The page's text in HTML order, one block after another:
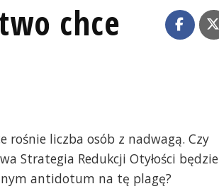
chce
rośnie liczba osób z nadwagą. Czy
Strategia Redukcji Otyłości będzie
antidotum na tę plagę?